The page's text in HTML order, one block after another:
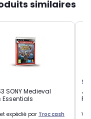
similaires
SONY Medieval
Essentials
expédié par Troc cash